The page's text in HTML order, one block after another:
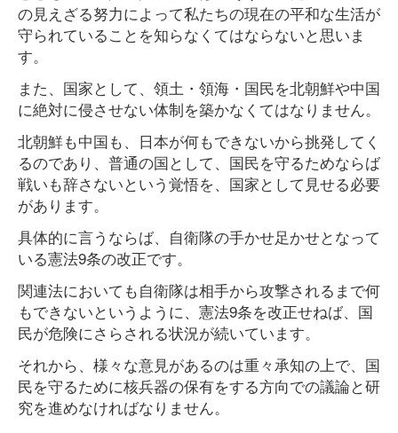
の見えざる努力によって私たちの現在の平和な生活が
守られていることを知らなくてはならないと思いま
す。
また、国家として、領土・領海・国民を北朝鮮や中国
に絶対に侵させない体制を築かなくてはなりません。
北朝鮮も中国も、日本が何もできないから挑発してく
るのであり、普通の国として、国民を守るためならば
戦いも辞さないという覚悟を、国家として見せる必要
があります。
具体的に言うならば、自衛隊の手かせ足かせとなって
いる憲法9条の改正です。
関連法においても自衛隊は相手から攻撃されるまで何
もできないというように、憲法9条を改正せねば、国
民が危険にさらされる状況が続いています。
それから、様々な意見があるのは重々承知の上で、国
民を守るために核兵器の保有をする方向での議論と研
究を進めなければなりません。